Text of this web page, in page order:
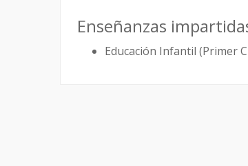
Enseñanzas
Educación Infantil (Primer